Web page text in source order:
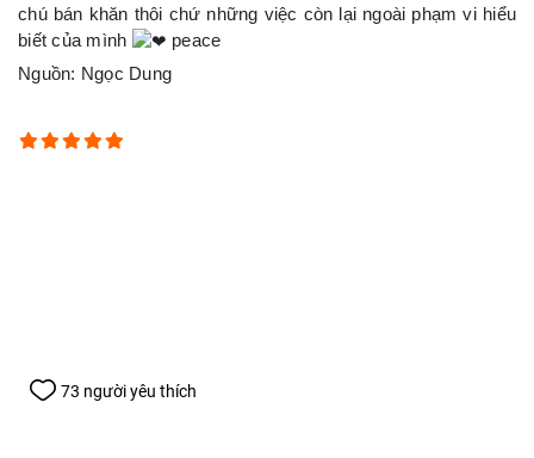
chú bán khăn thôi chứ những việc còn lại ngoài phạm vi hiểu
biết của mình
peace
Nguồn: Ngọc Dung
73 người yêu thích